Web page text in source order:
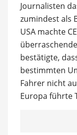
Journalisten
zumindest als
USA machte
bestätigte,
bestimmten
Fahrer nicht
Europa führte